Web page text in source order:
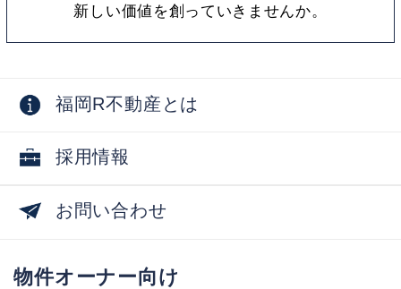
新しい価値を創っていきませんか。
福岡R不動産とは
採用情報
お問い合わせ
物件オーナー向け